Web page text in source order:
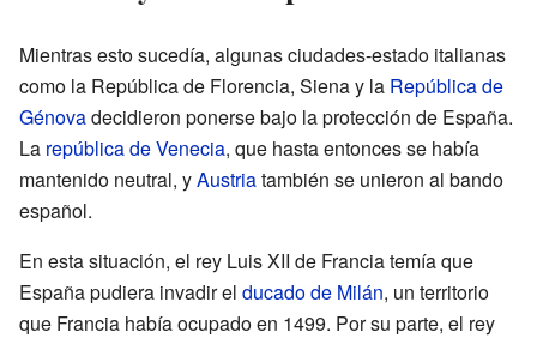
Mientras esto sucedía, algunas ciudades-estado italianas
como la República de Florencia, Siena y la República de
Génovadecidieron ponerse bajo la protección de España.
La república de Venecia, que hasta entonces se había
mantenido neutral, yAustriatambién se unieron al bando
español.
En esta situación, el rey Luis XII de Francia temía que
España pudiera invadir el ducado de Milán, un territorio
que Francia había ocupado en 1499. Por su parte, el rey